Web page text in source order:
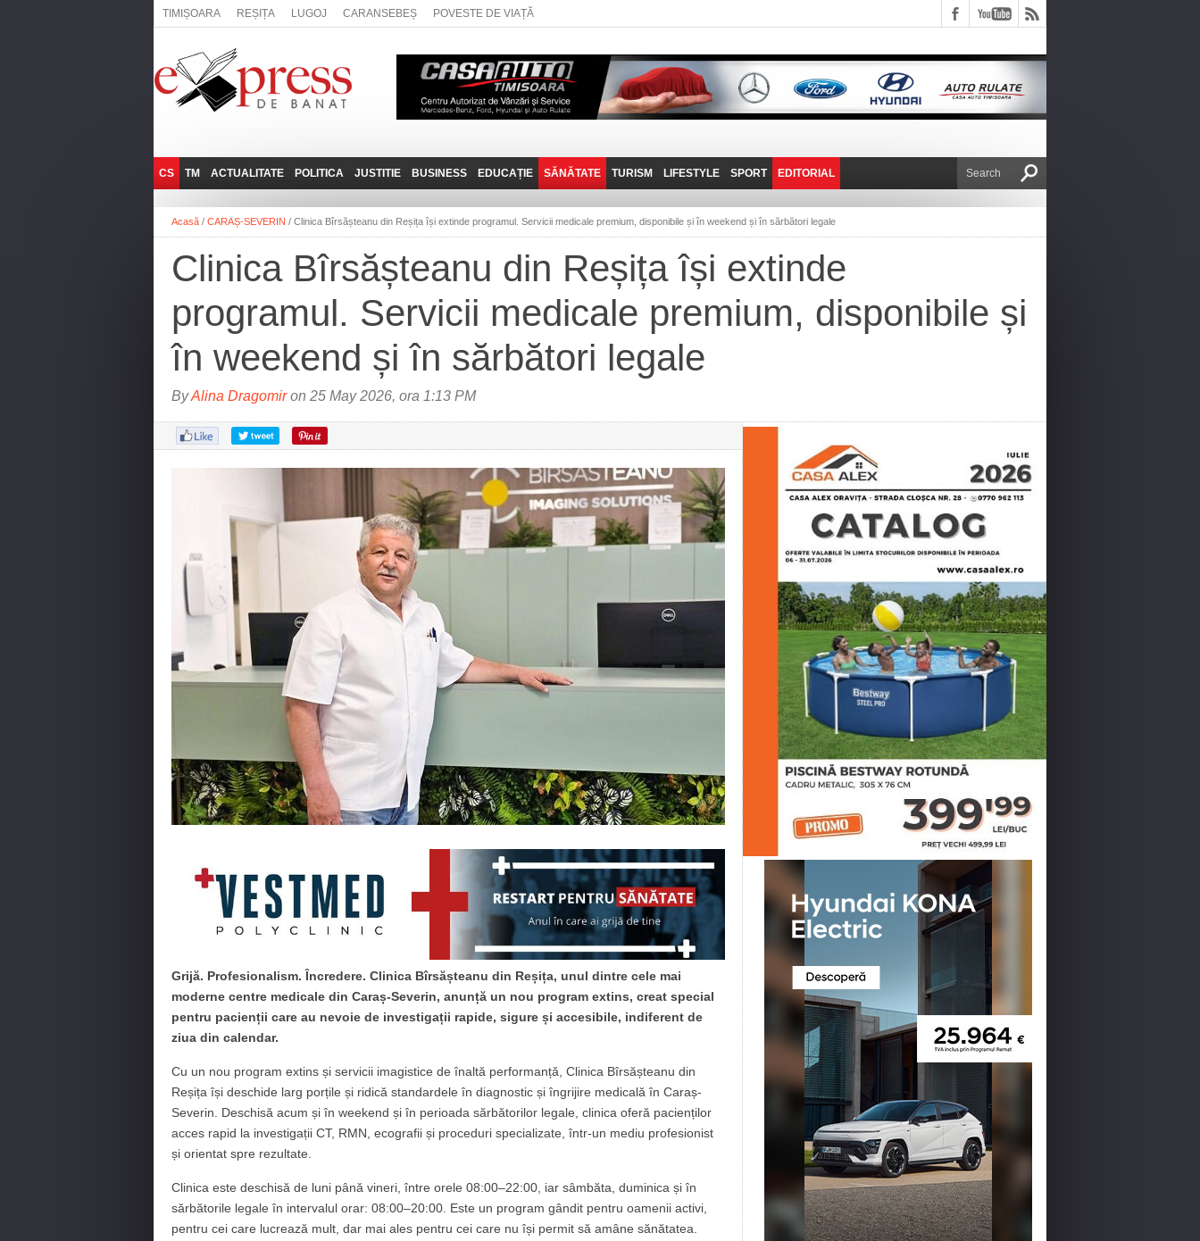
TIMIȘOARA REȘIȚA LUGOJ CARANSEBEȘ POVESTE DE VIAȚĂ
CS
REȘIȚA
CARANSEBEȘ
ANINA
BOCŞA
MOLDOVA NOUĂ
ORAVIȚA
TM
LUGOJ
TIMIȘOARA
ACTUALITATE
ADMINISTRATIE
NAȚIONAL
SOCIAL
POLITICA
EXPRESSLIVE
INTERVIURILE
JUSTITIE BUSINESS
JOB-URI
TEHNIT
EDUCAȚIE SĂNĂTATE TURISM
PRIN MUNȚII
BANATULUI
FANTASTICUL BANAT
TRAVEL VLOG
LIFESTYLE
POVESTE DE VIAȚĂ
SPORT EDITORIAL
DE VICTOR NAFIRU
Acasă / CARAȘ-SEVERIN / Clinica Bîrsășteanu din Reșița își extinde programul. Servicii medicale premium, disponibile și în weekend și în sărbători legale
Clinica Bîrsășteanu din Reșița își extinde
programul. Servicii medicale premium, disponibile și
în weekend și în sărbători legale
ByAlina Dragomiron 25 May 2026, ora 1:13 PM
Grijă. Profesionalism. Încredere. Clinica Bîrsășteanu din Reșița, unul dintre cele mai
moderne centre medicale din Caraș-Severin, anunță un nou program extins, creat special
pentru pacienții care au nevoie de investigații rapide, sigure și accesibile, indiferent de
ziua din calendar.
Cu un nou program extins și servicii imagistice de înaltă performanță, Clinica Bîrsășteanu din
Reșița își deschide larg porțile și ridică standardele în diagnostic și îngrijire medicală în Caraș-
Severin. Deschisă acum și în weekend și în perioada sărbătorilor legale, clinica oferă pacienților
acces rapid la investigații CT, RMN, ecografii și proceduri specializate, într-un mediu profesionist
și orientat spre rezultate.
Clinica este deschisă de luni până vineri, între orele 08:00–22:00, iar sâmbăta, duminica și în
sărbătorile legale în intervalul orar: 08:00–20:00. Este un program gândit pentru oamenii activi,
pentru cei care lucrează mult, dar mai ales pentru cei care nu își permit să amâne sănătatea.